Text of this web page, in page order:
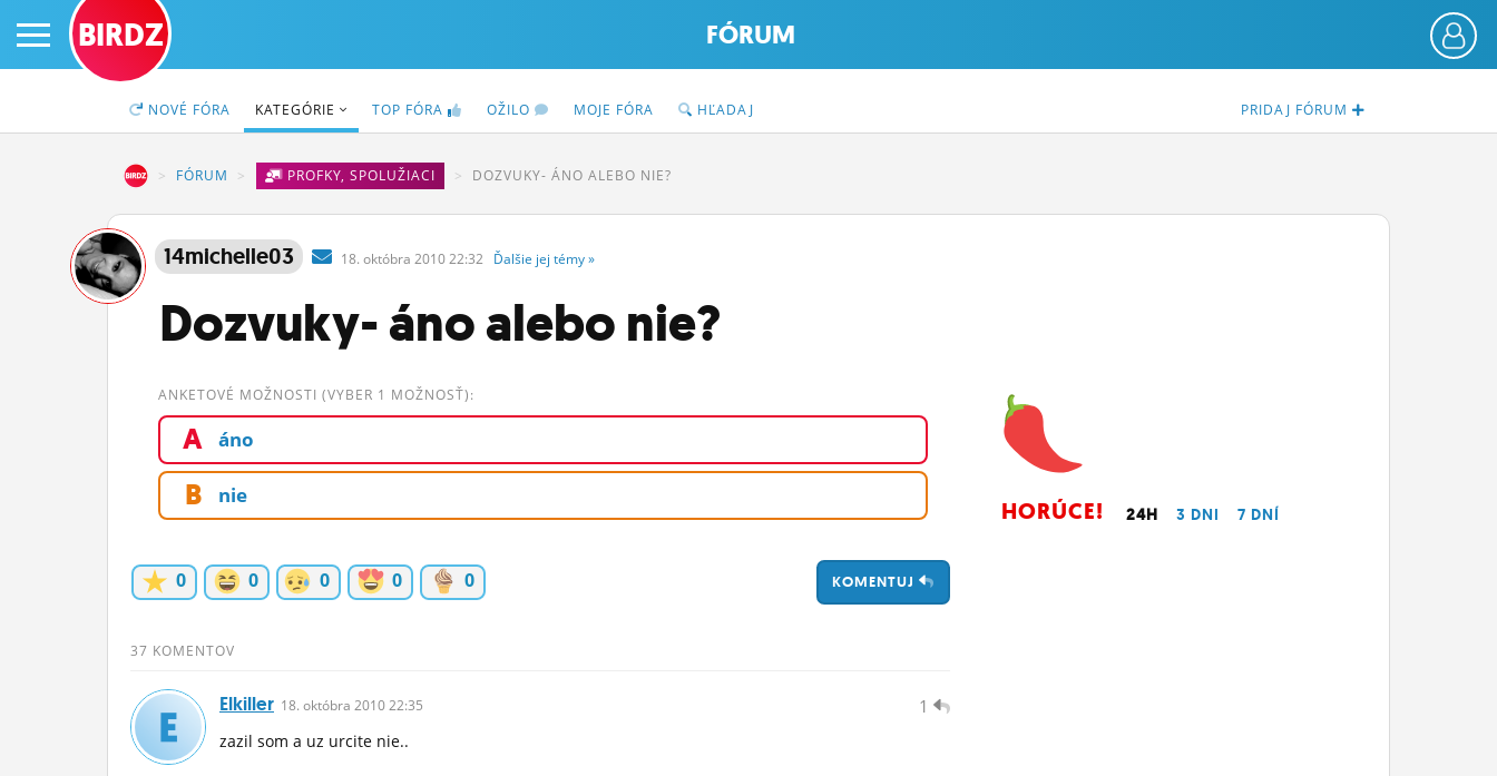
PRIHLÁS SA
ČINŽIAK
FÓRUM
STATUSY
OBRÁZKY
ĽUDIA
MÔJ PROFIL
ROLETA
BIRDZ FÓRUM
PRIDAJ FÓRUM
NOVÉ FÓRA KATEGÓRIE TOP FÓRA OŽILO MOJE FÓRA HĽADAJ
FÓRUM PROFKY, SPOLUŽIACI DOZVUKY- ÁNO ALEBO NIE?
14michelle03 18. októbra 2010 22:32 Ďalšie jej témy»
Dozvuky- áno alebo nie?
ANKETOVÉ MOŽNOSTI (VYBER 1 MOŽNOSŤ):
A áno
B nie
KOMENTUJ
0 0 0 0 0
37 KOMENTOV
1
Elkiller 18. októbra 2010 22:35
zazil som a uz urcite nie..
HORÚCE! 24H 3 DNI 7 DNÍ